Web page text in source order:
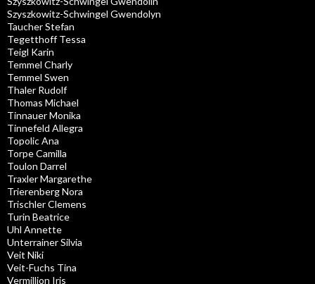
Szyszkowitz-Schwingel Gwendolyn
Taucher Stefan
Tegetthoff Tessa
Teigl Karin
Temmel Charly
Temmel Swen
Thaler Rudolf
Thomas Michael
Tinnauer Monika
Tinnefeld Allegra
Topolic Ana
Torpe Camilla
Toulon Darrel
Traxler Margarethe
Trierenberg Nora
Trischler Clemens
Turin Beatrice
Uhl Annette
Unterrainer Silvia
Veit Niki
Veit-Fuchs Tina
Vermillion Iris